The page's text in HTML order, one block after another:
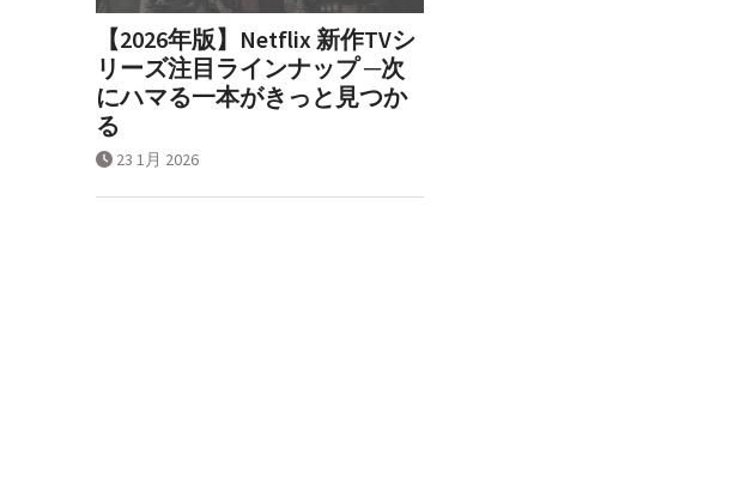
【2026年版】Netflix 新作TVシ
リーズ注目ラインナップ ─次
にハマる一本がきっと見つか
る
23 1月 2026